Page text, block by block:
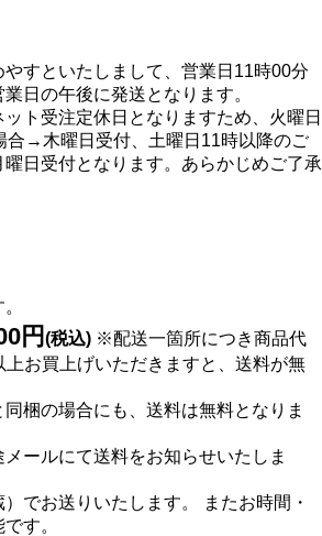
すといたしまして、営業日11時00分
日の午後に発送となります。
ト受注定休日となりますため、火曜日
合→木曜日受付、土曜日11時以降のご
日受付となります。あらかじめご了承
円 (税込) ※配送一箇所につき商品代
お買上げいただきますと、送料が無
梱の場合にも、送料は無料となりま
ールにて送料をお知らせいたしま
でお送りいたします。 またお時間・
す。